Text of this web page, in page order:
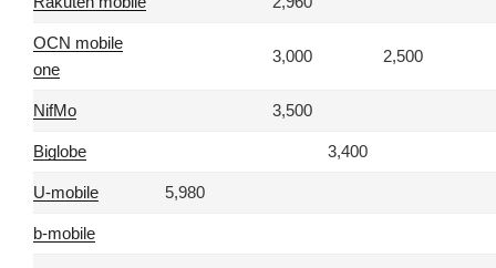
OCN mobile
one
3,000 2,500
NifMo 3,500
Biglobe 3,400
U-mobile 5,980
b-mobile